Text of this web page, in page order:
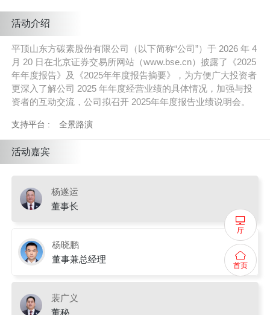
活动介绍
平顶山东方碳素股份有限公司（以下简称“公司”）于 2026 年 4
月 20 日在北京证券交易所网站（www.bse.cn）披露了《2025
年年度报告》及《2025年年度报告摘要》，为方便广大投资者
更深入了解公司 2025 年年度经营业绩的具体情况，加强与投
资者的互动交流，公司拟召开 2025年年度报告业绩说明会。
支持平台 : 全景路演
活动嘉宾
杨遂运
董事长
杨晓鹏
董事兼总经理
裴广义
董秘
厅
首页